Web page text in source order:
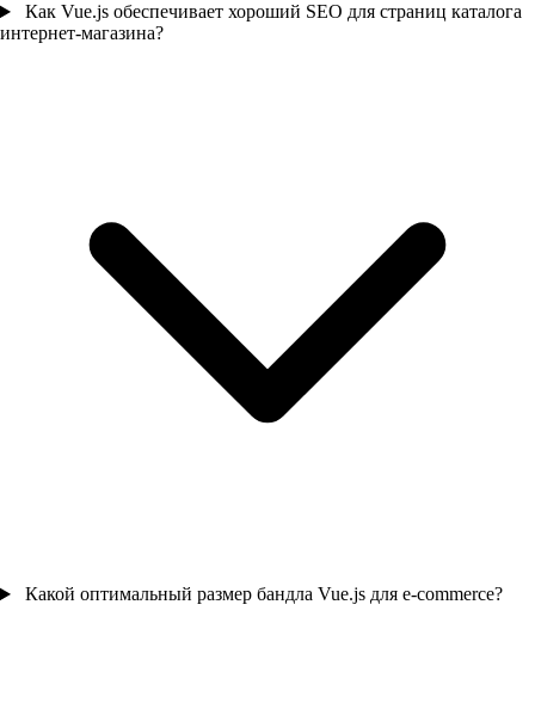
Как Vue.js обеспечивает хороший SEO для страниц каталога
интернет-магазина?
Какой оптимальный размер бандла Vue.js для e-commerce?